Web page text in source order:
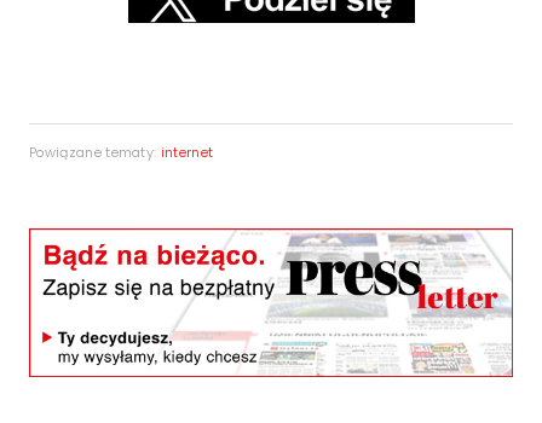
Powiązane tematy: internet